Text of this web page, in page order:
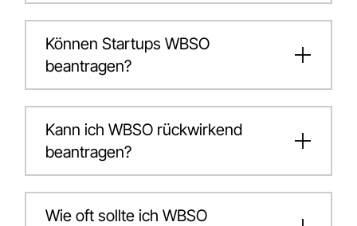
Können Startups WBSO
beantragen?
Kann ich WBSO rückwirkend
beantragen?
Wie oft sollte ich WBSO